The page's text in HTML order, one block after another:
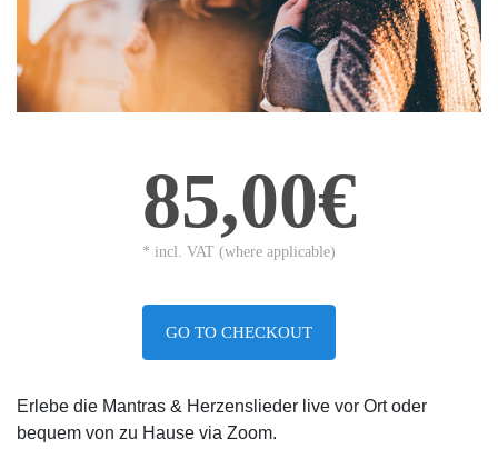
85,00€
* incl. VAT (where applicable)
GO TO CHECKOUT
Erlebe die Mantras & Herzenslieder live vor Ort oder
bequem von zu Hause via Zoom.